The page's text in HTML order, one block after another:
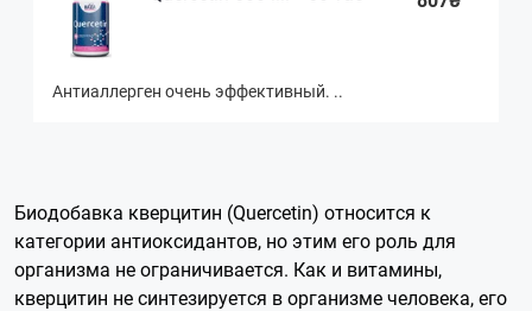
Антиаллерген очень эффективный. ..
Биодобавка кверцитин (Quercetin) относится к
категории антиоксидантов, но этим его роль для
организма не ограничивается. Как и витамины,
кверцитин не синтезируется в организме человека, его